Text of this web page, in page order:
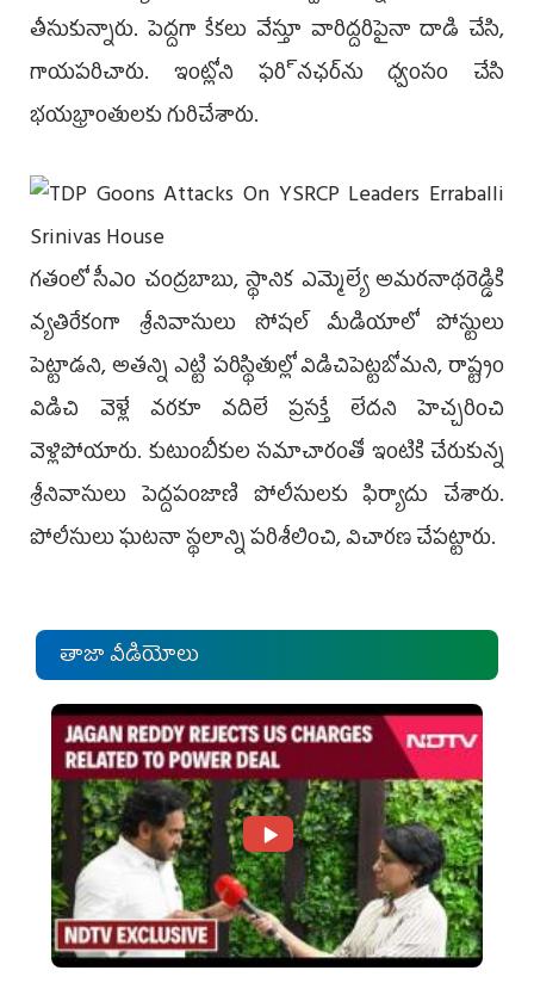
తీసుకున్నారు. పెద్దగా కేకలు వేస్తూ వారిద్దరిపైనా దాడి చేసి,
గాయపరిచారు. ఇంట్లోని ఫరి్నఛర్‌ను ధ్వంసం చేసి
భయభ్రాంతులకు గురిచేశారు.
గతంలో సీఎం చంద్రబాబు, స్థానిక ఎమ్మెల్యే అమరనాథరెడ్డికి
వ్యతిరేకంగా శ్రీనివాసులు సోషల్‌ మీడియాలో పోస్టులు
పెట్టాడని, అతన్ని ఎట్టి పరిస్థితుల్లో విడిచిపెట్టబోమని, రాష్ట్రం
విడిచి వెళ్లే వరకూ వదిలే ప్రసక్తే లేదని హెచ్చరించి
వెళ్లిపోయారు. కుటుంబీకుల సమాచారంతో ఇంటికి చేరుకున్న
శ్రీనివాసులు పెద్దపంజాణి పోలీసులకు ఫిర్యాదు చేశారు.
పోలీసులు ఘటనా స్థలాన్ని పరిశీలించి, విచారణ చేపట్టారు.
తాజా వీడియోలు